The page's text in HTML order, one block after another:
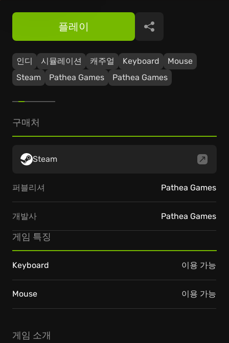
인디 시뮬레이션 캐주얼 Keyboard
Mouse
Steam
Pathea Games Pathea Games
플레이 공유
게임 소개
구매처
Steam
퍼블리셔 Pathea Games
개발사 Pathea Games
게임 특징
Keyboard 이용 가능
Mouse 이용 가능